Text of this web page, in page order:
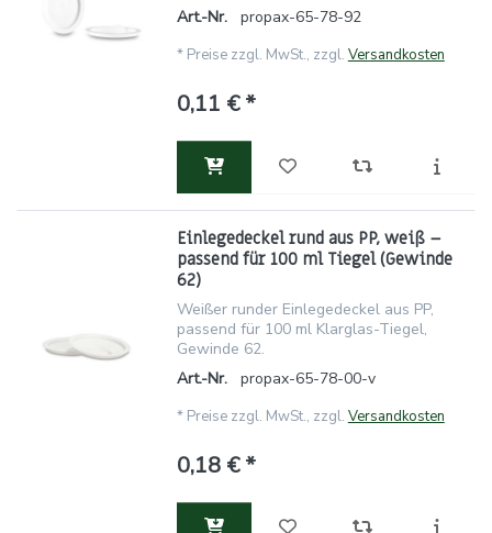
Art.-Nr.
propax-65-78-92
* Preise zzgl. MwSt., zzgl. Versandkosten
0,11 € *
Einlegedeckel rund aus PP, weiß –
passend für 100 ml Tiegel (Gewinde
62)
Weißer runder Einlegedeckel aus PP,
passend für 100 ml Klarglas-Tiegel,
Gewinde 62.
Art.-Nr.
propax-65-78-00-v
* Preise zzgl. MwSt., zzgl. Versandkosten
0,18 € *